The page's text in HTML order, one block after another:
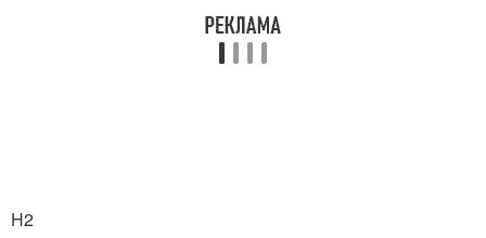
H2